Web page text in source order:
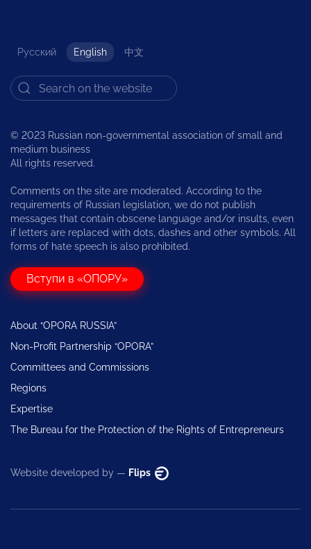
Русский English 中文
© 2023 Russian non-governmental association of small and
medium business
All rights reserved.
Comments on the site are moderated. According to the
requirements of Russian legislation, we do not publish
messages that contain obscene language and/or insults, even
if letters are replaced with dots, dashes and other symbols. All
forms of hate speech is also prohibited.
Вступи в «ОПОРУ»
About “OPORA RUSSIA”
Non-Profit Partnership “OPORA”
Committees and Commissions
Regions
Expertise
The Bureau for the Protection of the Rights of Entrepreneurs
Website developed by — Flips